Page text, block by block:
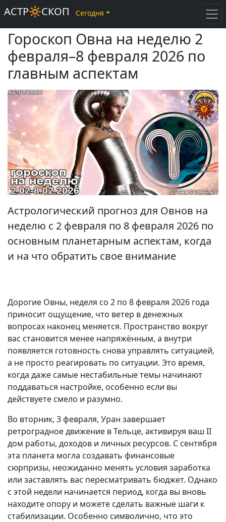
Гороскоп Овна на неделю 2
февраля–8 февраля 2026 по
главным аспектам
Астрологический прогноз для Овнов на
неделю с 2 февраля по 8 февраля 2026 по
основным планетарным аспектам, когда
и на что обратить свое внимание
Дорогие Овны, неделя со 2 по 8 февраля 2026 года
приносит ощущение, что ветер в денежных
вопросах наконец меняется. Пространство вокруг
вас становится менее напряжённым, а внутри
появляется готовность снова управлять ситуацией,
а не просто реагировать по ситуации. Это время,
когда даже самые нестабильные темы начинают
поддаваться настройке, особенно если вы
действуете смело и разумно.
Во вторник, 3 февраля, Уран завершает
ретроградное движение в Тельце, активируя ваш II
дом работы, доходов и личных ресурсов. С сентября
эта планета могла создавать финансовые
сюрпризы, неожиданно менять условия заработка
или заставлять вас пересматривать бюджет. Однако
с этой недели начинается период, когда вы вновь
находите опору и можете сделать важные шаги к
стабилизации. Особенно символично, что это
АСТР🔆СКОП Сегодня